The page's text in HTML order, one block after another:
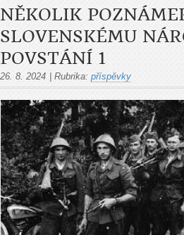
NĚKOLIK
SLOVENSKÉMU
POVSTÁNÍ 1
26. 8. 2024 Rubrika: příspěvky